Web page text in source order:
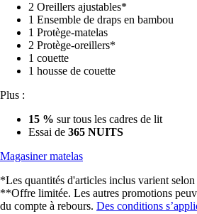
2 Oreillers ajustables*
1 Ensemble de draps en bambou
1 Protège-matelas
2 Protège-oreillers*
1 couette
1 housse de couette
Plus :
15 % sur tous les cadres de lit
Essai de 365 NUITS
Magasiner matelas
*Les quantités d'articles inclus varient
**Offre limitée. Les autres promotions
du compte à rebours. Des conditions